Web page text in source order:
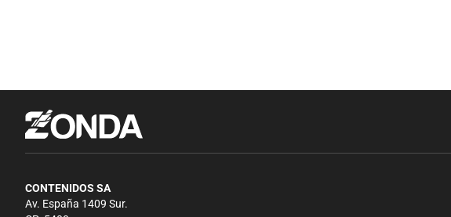
CONTENIDOS SA
Av. España 1409 Sur.